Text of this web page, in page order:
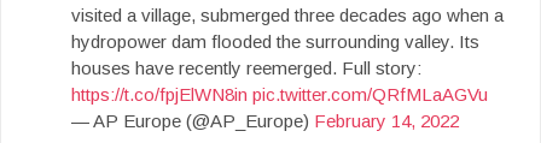
visited a village, submerged three decades ago when a
hydropower dam flooded the surrounding valley. Its
houses have recently reemerged. Full story:
https://t.co/fpjElWN8in pic.twitter.com/QRfMLaAGVu
— AP Europe (@AP_Europe) February 14, 2022